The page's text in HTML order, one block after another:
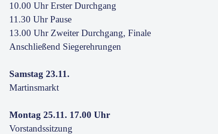
10.00 Uhr Erster Durchgang
11.30 Uhr Pause
13.00 Uhr Zweiter Durchgang, Finale
Anschließend Siegerehrungen
Samstag 23.11.
Martinsmarkt
Montag 25.11. 17.00 Uhr
Vorstandssitzung